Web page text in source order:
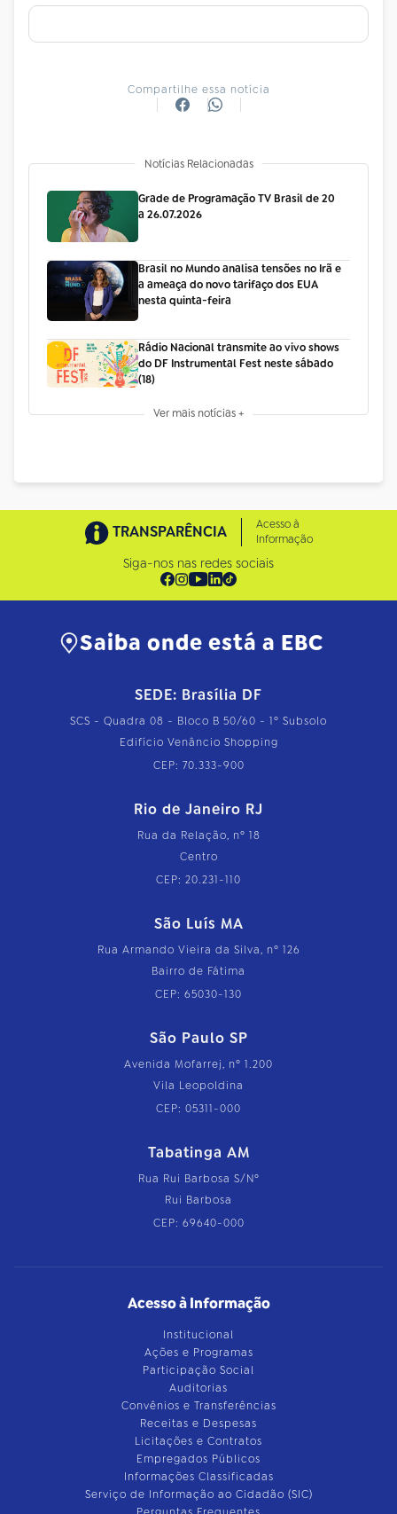
Compartilhe essa notícia
Notícias Relacionadas
Grade de Programação TV Brasil de 20
a 26.07.2026
Brasil no Mundo analisa tensões no Irã e
a ameaça do novo tarifaço dos EUA
nesta quinta-feira
Rádio Nacional transmite ao vivo shows
do DF Instrumental Fest neste sábado
(18)
Ver mais notícias +
TRANSPARÊNCIA
Acesso à
Informação
Siga-nos nas redes sociais
Saiba onde está a EBC
SEDE: Brasília DF
SCS - Quadra 08 - Bloco B 50/60 - 1º Subsolo
Edifício Venâncio Shopping
CEP: 70.333-900
Rio de Janeiro RJ
Rua da Relação, nº 18
Centro
CEP: 20.231-110
São Luís MA
Rua Armando Vieira da Silva, nº 126
Bairro de Fátima
CEP: 65030-130
São Paulo SP
Avenida Mofarrej, nº 1.200
Vila Leopoldina
CEP: 05311-000
Tabatinga AM
Rua Rui Barbosa S/Nº
Rui Barbosa
CEP: 69640-000
Acesso à Informação
Institucional
Ações e Programas
Participação Social
Auditorias
Convênios e Transferências
Receitas e Despesas
Licitações e Contratos
Empregados Públicos
Informações Classificadas
Serviço de Informação ao Cidadão (SIC)